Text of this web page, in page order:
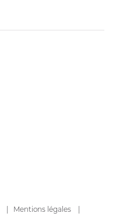
Mentions légales